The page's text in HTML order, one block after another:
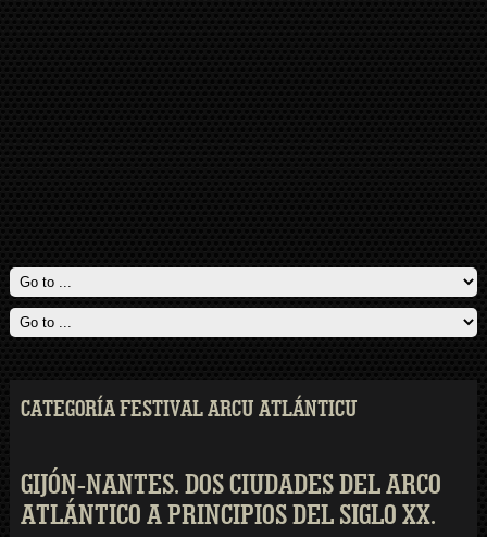
CATEGORÍA FESTIVAL ARCU ATLÁNTICU
GIJÓN-NANTES. DOS CIUDADES DEL ARCO
ATLÁNTICO A PRINCIPIOS DEL SIGLO XX.